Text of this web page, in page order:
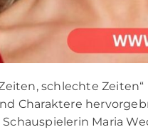
schlechte
Charaktere
Maria